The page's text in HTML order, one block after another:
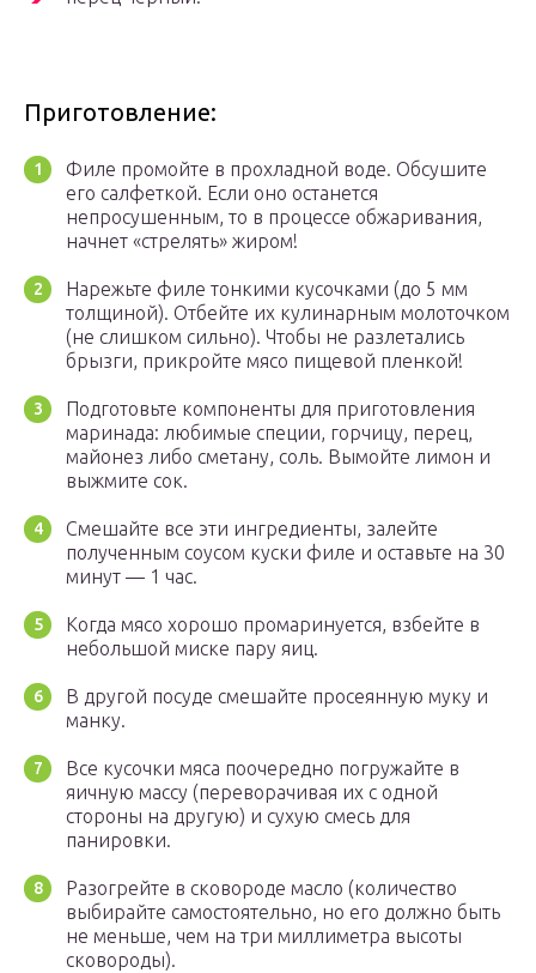
Приготовление:
Филе промойте в прохладной воде. Обсушите
его салфеткой. Если оно останется
непросушенным, то в процессе обжаривания,
начнет «стрелять» жиром!
Нарежьте филе тонкими кусочками (до 5 мм
толщиной). Отбейте их кулинарным молоточком
(не слишком сильно). Чтобы не разлетались
брызги, прикройте мясо пищевой пленкой!
Подготовьте компоненты для приготовления
маринада: любимые специи, горчицу, перец,
майонез либо сметану, соль. Вымойте лимон и
выжмите сок.
Смешайте все эти ингредиенты, залейте
полученным соусом куски филе и оставьте на 30
минут — 1 час.
Когда мясо хорошо промаринуется, взбейте в
небольшой миске пару яиц.
В другой посуде смешайте просеянную муку и
манку.
Все кусочки мяса поочередно погружайте в
яичную массу (переворачивая их с одной
стороны на другую) и сухую смесь для
панировки.
Разогрейте в сковороде масло (количество
выбирайте самостоятельно, но его должно быть
не меньше, чем на три миллиметра высоты
сковороды).